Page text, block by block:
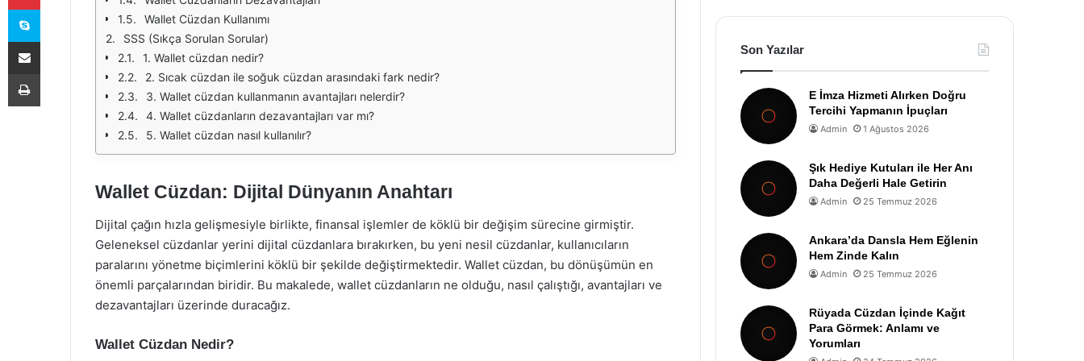
Wallet Cüzdan Kullanımı
SSS (Sıkça Sorulan Sorular)
1. Wallet cüzdan nedir?
2. Sıcak cüzdan ile soğuk cüzdan arasındaki fark nedir?
3. Wallet cüzdan kullanmanın avantajları nelerdir?
4. Wallet cüzdanların dezavantajları var mı?
5. Wallet cüzdan nasıl kullanılır?
Wallet Cüzdan: Dijital Dünyanın Anahtarı
Dijital çağın hızla gelişmesiyle birlikte, finansal işlemler de köklü bir değişim sürecine girmiştir.
Geleneksel cüzdanlar yerini dijital cüzdanlara bırakırken, bu yeni nesil cüzdanlar, kullanıcıların
paralarını yönetme biçimlerini köklü bir şekilde değiştirmektedir. Wallet cüzdan, bu dönüşümün en
önemli parçalarından biridir. Bu makalede, wallet cüzdanların ne olduğu, nasıl çalıştığı, avantajları ve
dezavantajları üzerinde duracağız.
Wallet Cüzdan Nedir?
Son Yazılar
E İmza Hizmeti Alırken Doğru
Tercihi Yapmanın İpuçları
Admin 1 Ağustos 2026
Şık Hediye Kutuları ile Her Anı
Daha Değerli Hale Getirin
Admin 25 Temmuz 2026
Ankara’da Dansla Hem Eğlenin
Hem Zinde Kalın
Admin 25 Temmuz 2026
Rüyada Cüzdan İçinde Kağıt
Para Görmek: Anlamı ve
Yorumları
Skype
E-Posta ile paylaş